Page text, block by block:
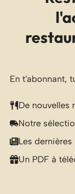
En t'abonnant,
De nouvelles
Notre
Les dernières
Un PDF à